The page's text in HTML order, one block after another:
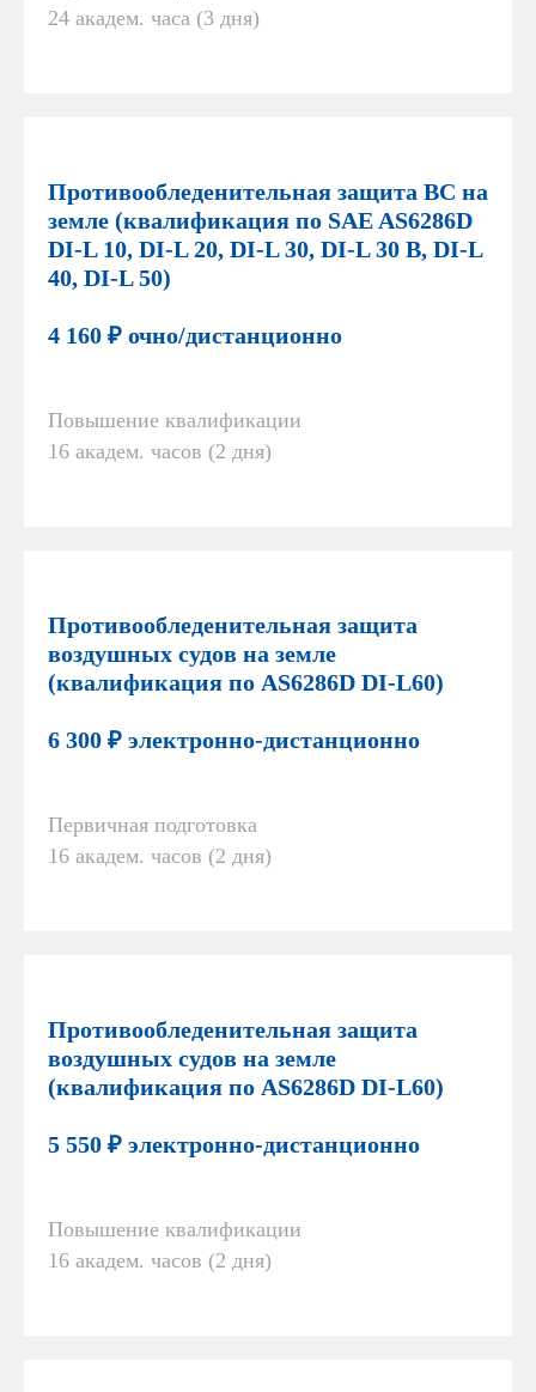
24 академ. часа (3 дня)
Противообледенительная защита ВС на
земле (квалификация по SAE AS6286D
DI-L 10, DI-L 20, DI-L 30, DI-L 30 В, DI-L
40, DI-L 50)
4 160 ₽ очно/дистанционно
Повышение квалификации
16 академ. часов (2 дня)
Противообледенительная защита
воздушных судов на земле
(квалификация по AS6286D DI-L60)
6 300 ₽ электронно-дистанционно
Первичная подготовка
16 академ. часов (2 дня)
Противообледенительная защита
воздушных судов на земле
(квалификация по AS6286D DI-L60)
5 550 ₽ электронно-дистанционно
Повышение квалификации
16 академ. часов (2 дня)